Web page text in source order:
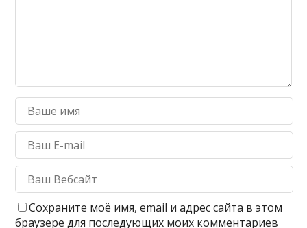
Сохраните моё имя, email и адрес сайта в этом
браузере для последующих моих комментариев